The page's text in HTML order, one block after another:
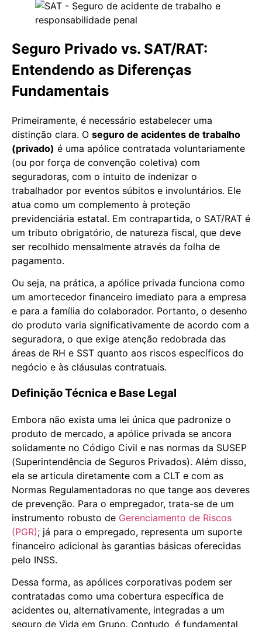
Seguro Privado vs. SAT/RAT:
Entendendo as Diferenças
Fundamentais
Primeiramente, é necessário estabelecer uma
distinção clara. O seguro de acidentes de trabalho
(privado) é uma apólice contratada voluntariamente
(ou por força de convenção coletiva) com
seguradoras, com o intuito de indenizar o
trabalhador por eventos súbitos e involuntários. Ele
atua como um complemento à proteção
previdenciária estatal. Em contrapartida, o SAT/RAT é
um tributo obrigatório, de natureza fiscal, que deve
ser recolhido mensalmente através da folha de
pagamento.
Ou seja, na prática, a apólice privada funciona como
um amortecedor financeiro imediato para a empresa
e para a família do colaborador. Portanto, o desenho
do produto varia significativamente de acordo com a
seguradora, o que exige atenção redobrada das
áreas de RH e SST quanto aos riscos específicos do
negócio e às cláusulas contratuais.
Definição Técnica e Base Legal
Embora não exista uma lei única que padronize o
produto de mercado, a apólice privada se ancora
solidamente no Código Civil e nas normas da SUSEP
(Superintendência de Seguros Privados). Além disso,
ela se articula diretamente com a CLT e com as
Normas Regulamentadoras no que tange aos deveres
de prevenção. Para o empregador, trata-se de um
instrumento robusto de Gerenciamento de Riscos
(PGR); já para o empregado, representa um suporte
financeiro adicional às garantias básicas oferecidas
pelo INSS.
Dessa forma, as apólices corporativas podem ser
contratadas como uma cobertura específica de
acidentes ou, alternativamente, integradas a um
seguro de Vida em Grupo. Contudo, é fundamental